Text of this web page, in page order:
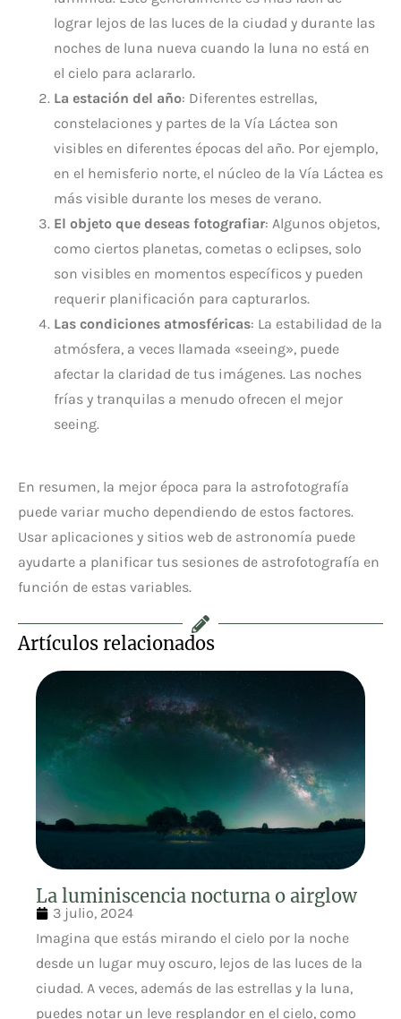
lograr lejos de las luces de la ciudad y durante las
noches de luna nueva cuando la luna no está en
el cielo para aclararlo.
La estación del año: Diferentes estrellas,
constelaciones y partes de la Vía Láctea son
visibles en diferentes épocas del año. Por ejemplo,
en el hemisferio norte, el núcleo de la Vía Láctea es
más visible durante los meses de verano.
El objeto que deseas fotografiar: Algunos objetos,
como ciertos planetas, cometas o eclipses, solo
son visibles en momentos específicos y pueden
requerir planificación para capturarlos.
Las condiciones atmosféricas: La estabilidad de la
atmósfera, a veces llamada «seeing», puede
afectar la claridad de tus imágenes. Las noches
frías y tranquilas a menudo ofrecen el mejor
seeing.
En resumen, la mejor época para la astrofotografía
puede variar mucho dependiendo de estos factores.
Usar aplicaciones y sitios web de astronomía puede
ayudarte a planificar tus sesiones de astrofotografía en
función de estas variables.
Artículos relacionados
La luminiscencia nocturna o airglow
3 julio, 2024
Imagina que estás mirando el cielo por la noche
desde un lugar muy oscuro, lejos de las luces de la
ciudad. A veces, además de las estrellas y la luna,
puedes notar un leve resplandor en el cielo, como